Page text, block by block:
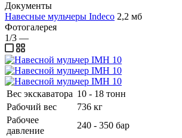
Документы
Навесные мульчеры Indeco 2,2 мб
Фотогалерея
1/3 —
Вес экскаватора 10 - 18 тонн
Рабочий вес
736 кг
Рабочее
давление
240 - 350 бар